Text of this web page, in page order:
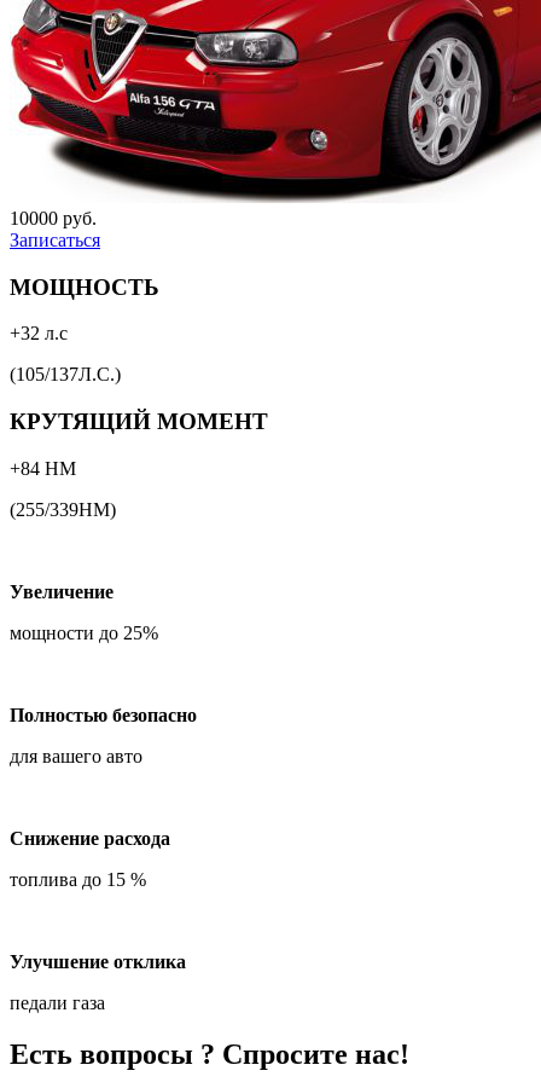
10000 руб.
Записаться
МОЩНОСТЬ
+32 л.с
(105/137Л.С.)
КРУТЯЩИЙ МОМЕНТ
+84 НМ
(255/339НМ)
Увеличение
мощности до 25%
Полностью безопасно
для вашего авто
Снижение расхода
топлива до 15 %
Улучшение отклика
педали газа
Есть вопросы ? Спросите нас!